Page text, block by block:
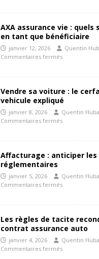
AXA assurance vie : quels
en tant que bénéficiaire
janvier 12, 2026
Quentin
Commentaires fermés
Vendre sa voiture : le
vehicule expliqué
janvier 8, 2026
Quentin
Commentaires fermés
Affacturage : anticiper les
réglementaires
janvier 5, 2026
Quentin
Commentaires fermés
Les règles de tacite
contrat assurance auto
janvier 4, 2026
Quentin
Commentaires fermés